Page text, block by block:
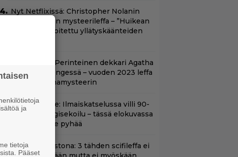
Nyt Netflixissä: Christopher Nolanin
viiden tähden mysteerileffa – ”Huikean
hienosti kirjoitettu yllätyskäänteiden
Illalla tv:ssä: Perinteinen dekkari Agatha
Christien hengessä – vuoden 2023 leffa
tarjoaa murhamysteerin
Vain aikuisille: Ilmaiskatselussa villi 90-
luvun kyborgisekoilu – tässä elokuvassa
mikään ei ole pyhää
Nyt suoratoistona: 3 tähden scifileffa ei
ja
tietoja
Pääset